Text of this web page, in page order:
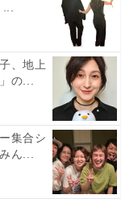
...
、地上
の...
集合シ
ん...